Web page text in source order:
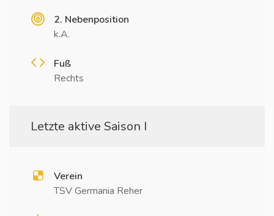
2. Nebenposition
k.A.
Fuß
Rechts
Letzte aktive Saison I
Verein
TSV Germania Reher